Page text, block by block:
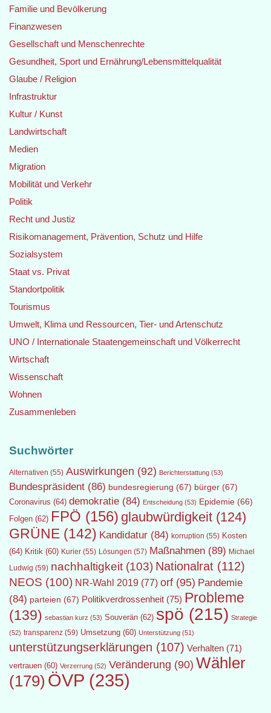
Familie und Bevölkerung
Finanzwesen
Gesellschaft und Menschenrechte
Gesundheit, Sport und Ernährung/Lebensmittelqualität
Glaube / Religion
Infrastruktur
Kultur / Kunst
Landwirtschaft
Medien
Migration
Mobilität und Verkehr
Politik
Recht und Justiz
Risikomanagement, Prävention, Schutz und Hilfe
Sozialsystem
Staat vs. Privat
Standortpolitik
Tourismus
Umwelt, Klima und Ressourcen, Tier- und Artenschutz
UNO / Internationale Staatengemeinschaft und Völkerrecht
Wirtschaft
Wissenschaft
Wohnen
Zusammenleben
Suchwörter
Alternativen (55) Auswirkungen (92) Berichterstattung (53)
Bundespräsident (86) bundesregierung (67) bürger (67)
Coronavirus (64) demokratie (84) Entscheidung (53) Epidemie (66)
Folgen (62) FPÖ (156) glaubwürdigkeit (124)
GRÜNE (142) Kandidatur (84) korruption (55) Kosten
(64) Kritik (60) Kurier (55) Lösungen (57) Maßnahmen (89) Michael
Ludwig (59) nachhaltigkeit (103) Nationalrat (112)
NEOS (100) NR-Wahl 2019 (77) orf (95) Pandemie
(84) parteien (67) Politikverdrossenheit (75) Probleme
(139) sebastian kurz (53) Souverän (62) spö (215) Strategie
(52) transparenz (59) Umsetzung (60) Unterstützung (51)
unterstützungserklärungen (107) Verhalten (71)
vertrauen (60) Verzerrung (52) Veränderung (90) Wähler
(179) ÖVP (235)